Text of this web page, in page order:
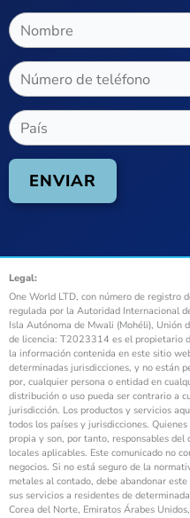
Legal:
One World LTD, con número de
regulada por la Autoridad Internacional
Isla Autónoma de Mwali (Mohéli), Unión
de licencia: T2023314 es el propietario
la información contenida en este sitio
determinadas jurisdicciones, y no están
por, cualquier persona o entidad en
distribución o uso pueda ser contrario a
jurisdicción. Los productos y servicios
todos los países y jurisdicciones.
propia y son, por tanto, responsables
locales aplicables. Este comunicado no
negocios. Si no está seguro de la
metales al contado, debe abandonar
sus servicios a residentes de
Corea del Norte, Emiratos Árabes